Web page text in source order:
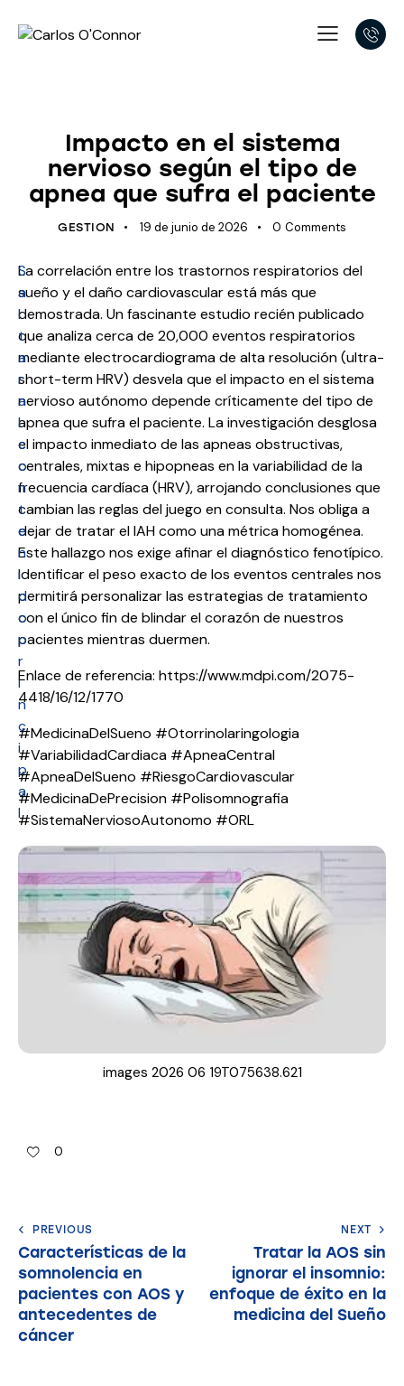
Impacto en el sistema
nervioso según el tipo de
apnea que sufra el paciente
GESTION 19 de junio de 2026 0 Comments
S
a
l
t
a
r
a
l
c
o
n
t
e
n
i
d
o
p
r
i
n
c
i
p
a
l
La correlación entre los trastornos respiratorios del
sueño y el daño cardiovascular está más que
demostrada. Un fascinante estudio recién publicado
que analiza cerca de 20,000 eventos respiratorios
mediante electrocardiograma de alta resolución (ultra-
short-term HRV) desvela que el impacto en el sistema
nervioso autónomo depende críticamente del tipo de
apnea que sufra el paciente. La investigación desglosa
el impacto inmediato de las apneas obstructivas,
centrales, mixtas e hipopneas en la variabilidad de la
frecuencia cardíaca (HRV), arrojando conclusiones que
cambian las reglas del juego en consulta. Nos obliga a
dejar de tratar el IAH como una métrica homogénea.
Este hallazgo nos exige afinar el diagnóstico fenotípico.
Identificar el peso exacto de los eventos centrales nos
permitirá personalizar las estrategias de tratamiento
con el único fin de blindar el corazón de nuestros
pacientes mientras duermen.
Enlace de referencia: https://www.mdpi.com/2075-
4418/16/12/1770
#MedicinaDelSueno #Otorrinolaringologia
#VariabilidadCardiaca #ApneaCentral
#ApneaDelSueno #RiesgoCardiovascular
#MedicinaDePrecision #Polisomnografia
#SistemaNerviosoAutonomo #ORL
images 2026 06 19T075638.621
0
PREVIOUS
Características de la
somnolencia en
pacientes con AOS y
antecedentes de
cáncer
NEXT
Tratar la AOS sin
ignorar el insomnio:
enfoque de éxito en la
medicina del Sueño